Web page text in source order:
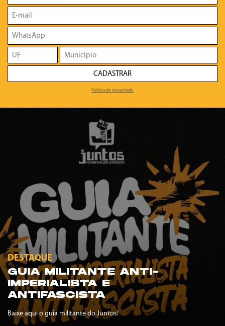
CADASTRAR
Política de privacidade
DESTAQUE
GUIA MILITANTE ANTI-
IMPERIALISTA E
ANTIFASCISTA
Baixe aqui o guia militante do Juntos!